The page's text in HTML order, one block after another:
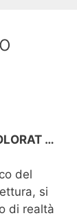
…
del
si
di realtà